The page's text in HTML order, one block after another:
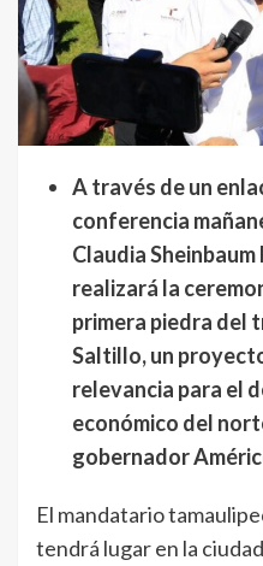
A través de un
conferencia
Claudia
realizará la
primera piedra del
Saltillo, un
relevancia para el
económico del
gobernador
El mandatario
tendrá lugar en la